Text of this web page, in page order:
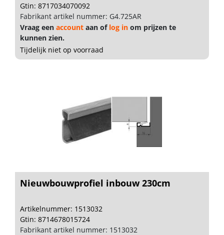
Gtin: 8717034070092
Fabrikant artikel nummer: G4.725AR
Vraag een account aan of log in om prijzen te
kunnen zien.
Tijdelijk niet op voorraad
Nieuwbouwprofiel inbouw 230cm
Artikelnummer: 1513032
Gtin: 8714678015724
Fabrikant artikel nummer: 1513032